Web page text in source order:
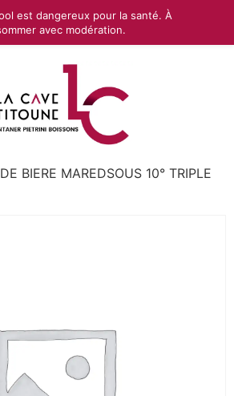
BIERE MAREDSOUS 10° TRIPLE
est dangereux pour la santé. À
avec modération.